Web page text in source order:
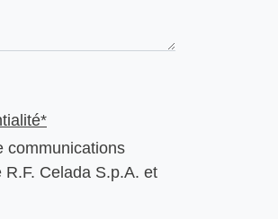
communications
Celada S.p.A. et